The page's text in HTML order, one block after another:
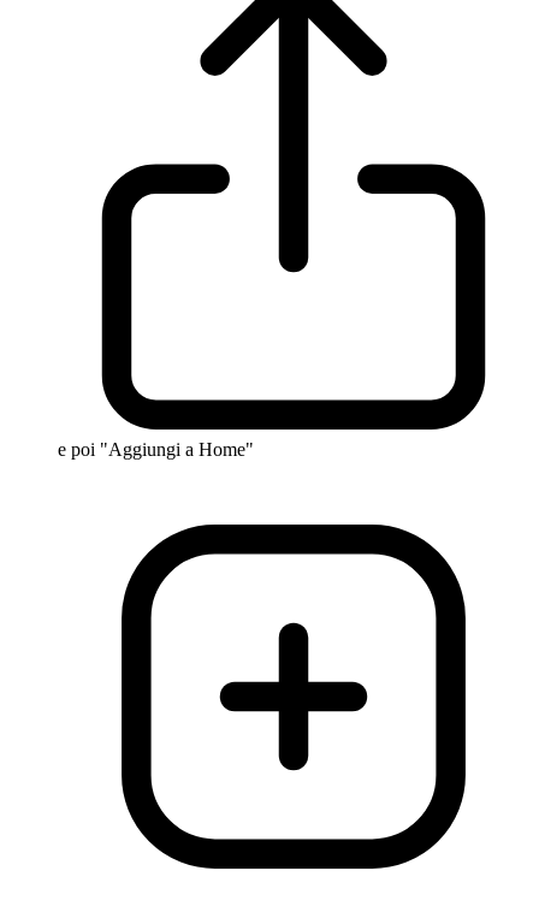
e poi "Aggiungi a Home"